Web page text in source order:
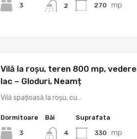
3 2 270 mp
Vilă la roșu, teren 800 mp, vedere
lac – Gloduri, Neamț
Vilă spațioasă la roșu, cu…
Dormitoare
3
Băi
4
Suprafata
330 mp